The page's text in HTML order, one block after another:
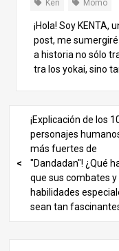
Ken Momo
¡Hola! Soy KENTA,
post, me
a historia no sólo
tra los yokai, sino
s y la profundidad
e progresión de su
emociones de
de Dandadan
Momo Ayase.
¡Explicación de los
personajes
más fuertes de
"Dandadan"! ¿Qué
que sus combates y
habilidades
sean tan